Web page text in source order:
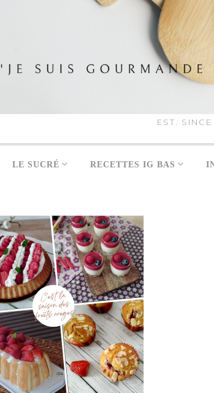
EST.
LE SUCRÉ RECETTES IG BAS